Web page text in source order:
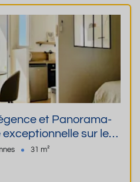
et Panorama-
sur le
31 m²